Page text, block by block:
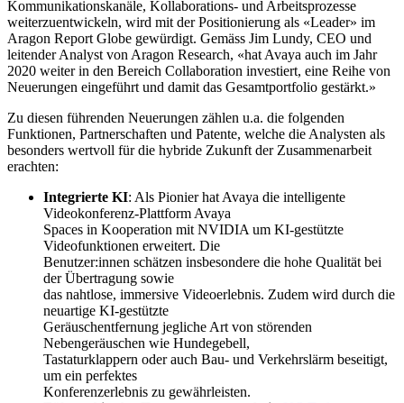
Kommunikationskanäle, Kollaborations- und Arbeitsprozesse
weiterzuentwickeln, wird mit der Positionierung als «Leader» im
Aragon Report Globe gewürdigt. Gemäss Jim Lundy, CEO und
leitender Analyst von Aragon Research, «hat Avaya auch im Jahr
2020 weiter in den Bereich Collaboration investiert, eine Reihe von
Neuerungen eingeführt und damit das Gesamtportfolio gestärkt.»
Zu diesen führenden Neuerungen zählen u.a. die folgenden
Funktionen, Partnerschaften und Patente, welche die Analysten als
besonders wertvoll für die hybride Zukunft der Zusammenarbeit
erachten:
Integrierte KI: Als Pionier hat Avaya die intelligente
Videokonferenz-Plattform Avaya
Spaces in Kooperation mit NVIDIA um KI-gestützte
Videofunktionen erweitert. Die
Benutzer:innen schätzen insbesondere die hohe Qualität bei
der Übertragung sowie
das nahtlose, immersive Videoerlebnis. Zudem wird durch die
neuartige KI-gestützte
Geräuschentfernung jegliche Art von störenden
Nebengeräuschen wie Hundegebell,
Tastaturklappern oder auch Bau- und Verkehrslärm beseitigt,
um ein perfektes
Konferenzerlebnis zu gewährleisten.